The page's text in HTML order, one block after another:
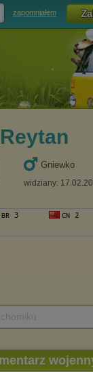
zapomniałem
Gniewko
widziany: